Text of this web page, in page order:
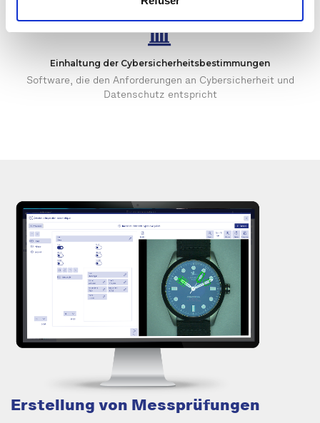
Einhaltung der Cybersicherheitsbestimmungen
Software, die den Anforderungen an Cybersicherheit und
Datenschutz entspricht
Erstellung von Messprüfungen